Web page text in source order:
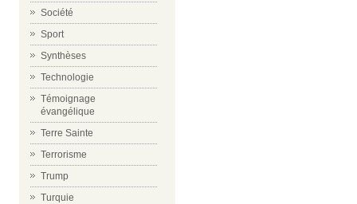
Société
Sport
Synthèses
Technologie
Témoignage
évangélique
Terre Sainte
Terrorisme
Trump
Turquie